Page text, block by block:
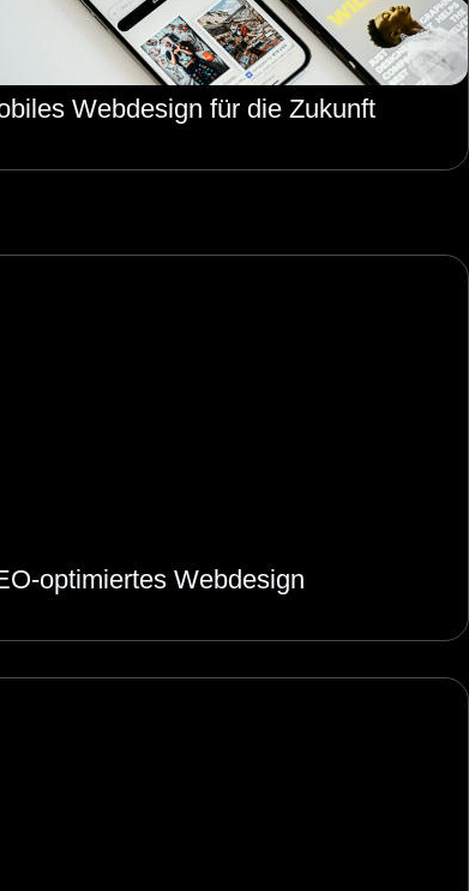
Webdesign für die Zukunft
optimiertes Webdesign